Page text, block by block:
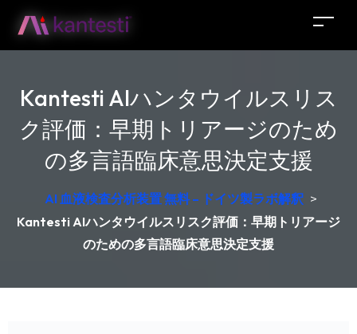
Kantesti AIハンタウイルスリス
ク評価：早期トリアージのため
の多言語臨床意思決定支援
AI 血液検査分析装置 無料 – ドイツ製ラボ解釈 >
Kantesti AIハンタウイルスリスク評価：早期トリアージ
のための多言語臨床意思決定支援